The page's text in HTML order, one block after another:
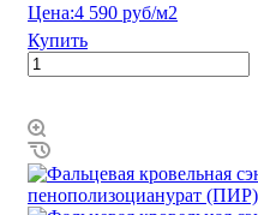
Цена:4 590 руб/м2
Купить